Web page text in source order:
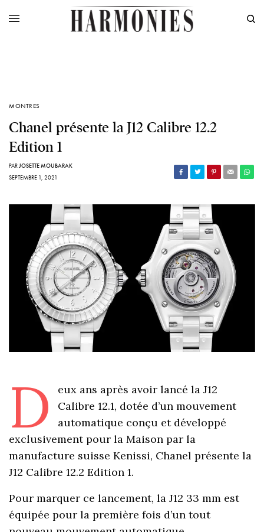
MONTRES
Chanel présente la J12 Calibre 12.2
Edition 1
PARJOSETTE MOUBARAK
SEPTEMBRE 1, 2021
D
eux ans après avoir lancé la J12
Calibre 12.1, dotée d’un mouvement
automatique conçu et développé
exclusivement pour la Maison par la
manufacture suisse Kenissi, Chanel présente la
J12 Calibre 12.2 Edition 1.
Pour marquer ce lancement, la J12 33 mm est
équipée pour la première fois d’un tout